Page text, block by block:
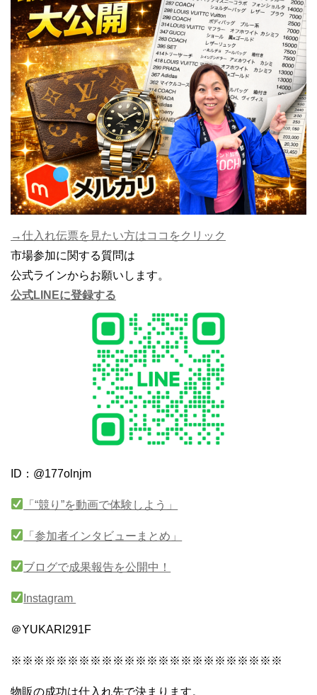
→仕入れ伝票を見たい方はココをクリック
市場参加に関する質問は
公式ラインからお願いします。
公式LINEに登録する
ID：@177olnjm
「“競り”を動画で体験しよう」
「参加者インタビューまとめ」
ブログで成果報告を公開中！
Instagram
＠YUKARI291F
※※※※※※※※※※※※※※※※※※※※※※※※
物販の成功は仕入れ先で決まります。